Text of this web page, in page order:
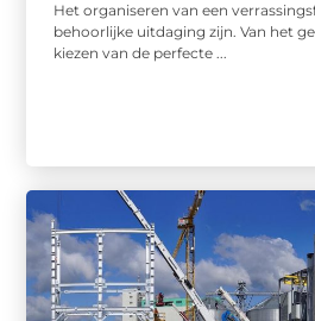
Het organiseren van een
behoorlijke uitdaging zijn. Van het
kiezen van de perfecte ...